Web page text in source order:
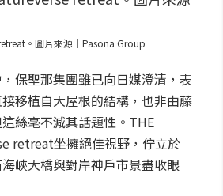
。圖片來源｜Pasona Group
保聖那集團雖已向日媒澄清，表
移植自大屋根的結構，也非由藤
絲毫不減其話題性。THE
retreat坐擁絕佳視野，佇立於
峽大橋與對岸神戶市景盡收眼